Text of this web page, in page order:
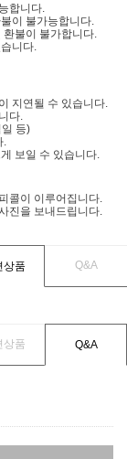
합니다.
이 불가능합니다.
불이 불가합니다.
니다.
지연될 수 있습니다.
다.
등)
보일 수 있습니다.
콜이 이루어집니다.
진을 보내드립니다.
상품 Q&A
상품 Q&A